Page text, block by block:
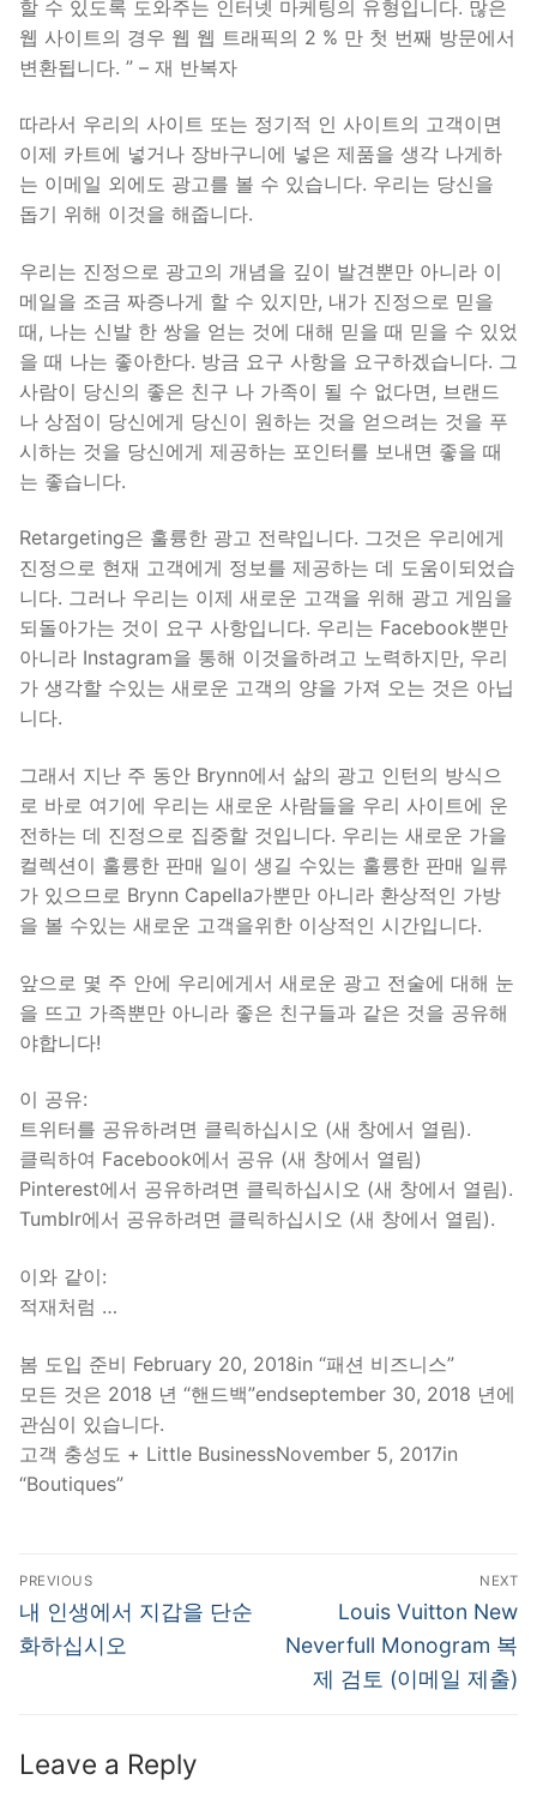
할 수 있도록 도와주는 인터넷 마케팅의 유형입니다. 많은
웹 사이트의 경우 웹 웹 트래픽의 2 % 만 첫 번째 방문에서
변환됩니다. ” – 재 반복자
따라서 우리의 사이트 또는 정기적 인 사이트의 고객이면
이제 카트에 넣거나 장바구니에 넣은 제품을 생각 나게하
는 이메일 외에도 광고를 볼 수 있습니다. 우리는 당신을
돕기 위해 이것을 해줍니다.
우리는 진정으로 광고의 개념을 깊이 발견뿐만 아니라 이
메일을 조금 짜증나게 할 수 있지만, 내가 진정으로 믿을
때, 나는 신발 한 쌍을 얻는 것에 대해 믿을 때 믿을 수 있었
을 때 나는 좋아한다. 방금 요구 사항을 요구하겠습니다. 그
사람이 당신의 좋은 친구 나 가족이 될 수 없다면, 브랜드
나 상점이 당신에게 당신이 원하는 것을 얻으려는 것을 푸
시하는 것을 당신에게 제공하는 포인터를 보내면 좋을 때
는 좋습니다.
Retargeting은 훌륭한 광고 전략입니다. 그것은 우리에게
진정으로 현재 고객에게 정보를 제공하는 데 도움이되었습
니다. 그러나 우리는 이제 새로운 고객을 위해 광고 게임을
되돌아가는 것이 요구 사항입니다. 우리는 Facebook뿐만
아니라 Instagram을 통해 이것을하려고 노력하지만, 우리
가 생각할 수있는 새로운 고객의 양을 가져 오는 것은 아닙
니다.
그래서 지난 주 동안 Brynn에서 삶의 광고 인턴의 방식으
로 바로 여기에 우리는 새로운 사람들을 우리 사이트에 운
전하는 데 진정으로 집중할 것입니다. 우리는 새로운 가을
컬렉션이 훌륭한 판매 일이 생길 수있는 훌륭한 판매 일류
가 있으므로 Brynn Capella가뿐만 아니라 환상적인 가방
을 볼 수있는 새로운 고객을위한 이상적인 시간입니다.
앞으로 몇 주 안에 우리에게서 새로운 광고 전술에 대해 눈
을 뜨고 가족뿐만 아니라 좋은 친구들과 같은 것을 공유해
야합니다!
이 공유:
트위터를 공유하려면 클릭하십시오 (새 창에서 열림).
클릭하여 Facebook에서 공유 (새 창에서 열림)
Pinterest에서 공유하려면 클릭하십시오 (새 창에서 열림).
Tumblr에서 공유하려면 클릭하십시오 (새 창에서 열림).
이와 같이:
적재처럼 …
봄 도입 준비 February 20, 2018in “패션 비즈니스”
모든 것은 2018 년 “핸드백”endseptember 30, 2018 년에
관심이 있습니다.
고객 충성도 + Little BusinessNovember 5, 2017in
“Boutiques”
Post
navigation
PREVIOUS
Previous
post:
내 인생에서 지갑을 단순
화하십시오
NEXT
Next
post:
Louis Vuitton New
Neverfull Monogram 복
제 검토 (이메일 제출)
Leave a Reply